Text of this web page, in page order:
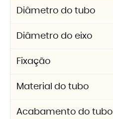
Diâmetro do tubo
Diâmetro do eixo
Fixação
Material do tubo
Acabamento do tubo